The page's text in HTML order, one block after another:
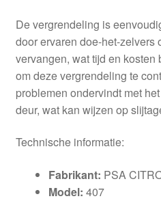
De vergrendeling is
door ervaren doe-het-zelvers
vervangen, wat tijd en kosten
om deze vergrendeling te
problemen ondervindt met
deur, wat kan wijzen op
Technische informatie:
Fabrikant: PSA
Model: 407